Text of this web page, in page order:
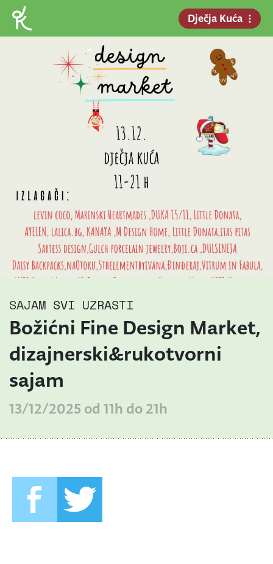
Dječja Kuća
SAJAM SVI UZRASTI
Božićni Fine Design Market,
dizajnerski&rukotvorni
sajam
13/12/2025 od 11h do 21h